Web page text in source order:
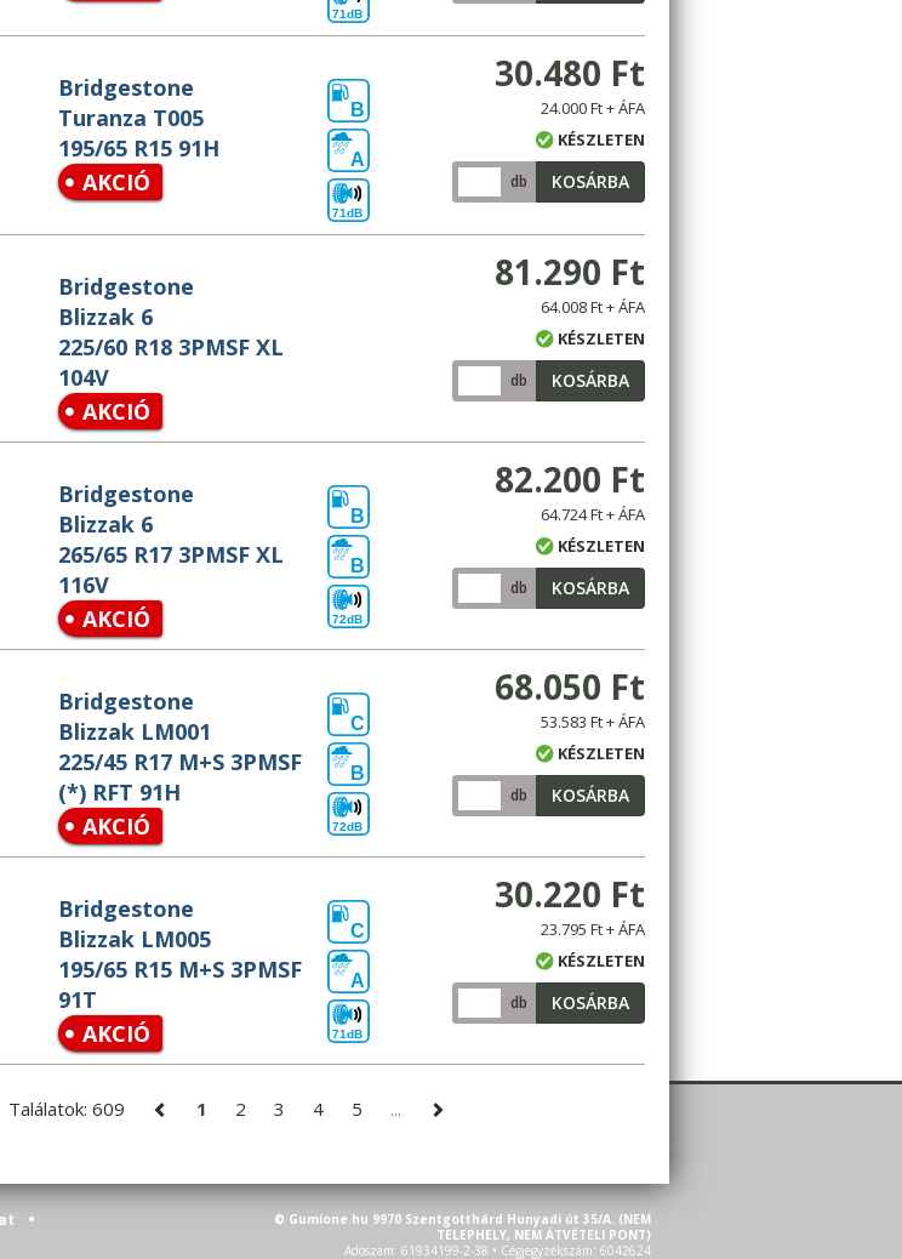
71dB
Bridgestone
Turanza T005
195/65 R15 91H
AKCIÓ
B
A
71dB
30.480 Ft
24.000 Ft + ÁFA
KÉSZLETEN
db KOSÁRBA
Bridgestone
Blizzak 6
225/60 R18 3PMSF XL
104V
AKCIÓ
81.290 Ft
64.008 Ft + ÁFA
KÉSZLETEN
db KOSÁRBA
Bridgestone
Blizzak 6
265/65 R17 3PMSF XL
116V
AKCIÓ
B
B
72dB
82.200 Ft
64.724 Ft + ÁFA
KÉSZLETEN
db KOSÁRBA
Bridgestone
Blizzak LM001
225/45 R17 M+S 3PMSF
(*) RFT 91H
AKCIÓ
C
B
72dB
68.050 Ft
53.583 Ft + ÁFA
KÉSZLETEN
db KOSÁRBA
Bridgestone
Blizzak LM005
195/65 R15 M+S 3PMSF
91T
AKCIÓ
C
A
71dB
30.220 Ft
23.795 Ft + ÁFA
KÉSZLETEN
db KOSÁRBA
Találatok: 609 1 2 3 4 5 ...
•
© Gumione.hu 9970 Szentgotthárd Hunyadi út 35/A. (NEM
TELEPHELY, NEM ÁTVÉTELI PONT)
Adószám: 61934199-2-38 • Cégjegyzékszám: 6042624